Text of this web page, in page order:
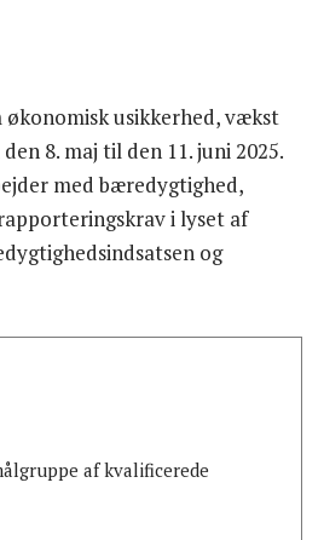
økonomisk usikkerhed, vækst
8. maj til den 11. juni 2025.
med bæredygtighed,
i lyset af
og
af kvalificerede